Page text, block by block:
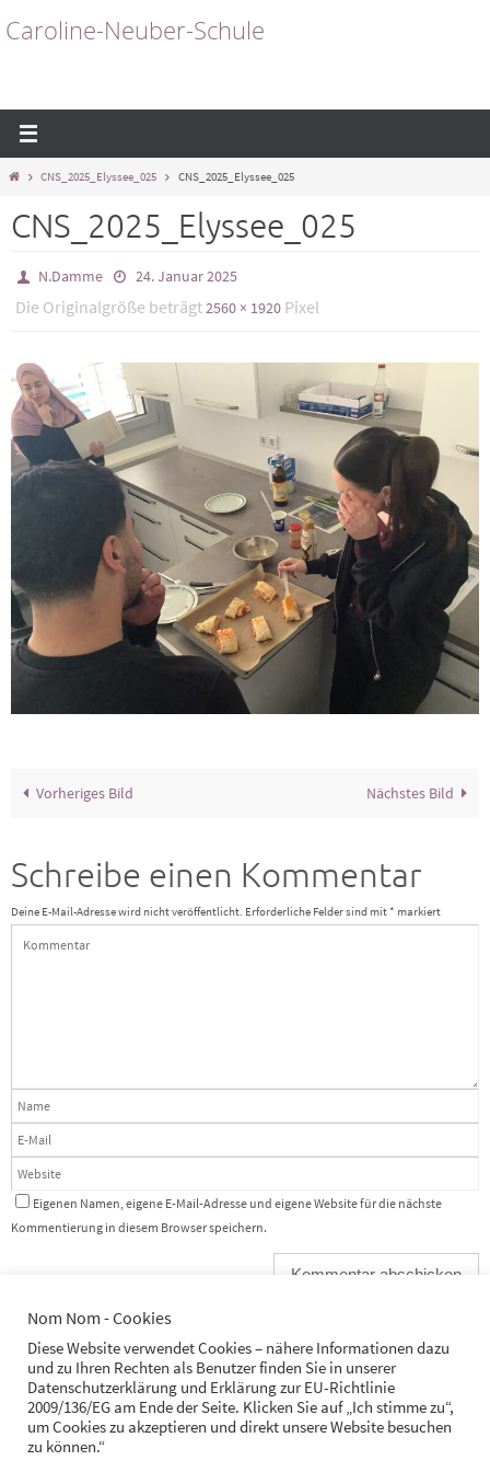
Inhalt
Caroline-Neuber-Schule
StartCNS_2025_Elyssee_025 CNS_2025_Elyssee_025
CNS_2025_Elyssee_025
N.Damme 24. Januar 2025
Die Originalgröße beträgt2560 × 1920 Pixel
Vorheriges Bild Nächstes Bild
Schreibe einen Kommentar
Deine E-Mail-Adresse wird nicht veröffentlicht. Erforderliche Felder sind mit* markiert
Eigenen Namen, eigene E-Mail-Adresse und eigene Website für die nächste
Kommentierung in diesem Browser speichern.
STARTSEITE IMPRESSUM DATENSCHUTZ COOKIES
Nom Nom - Cookies
Diese Website verwendet Cookies – nähere Informationen dazu
und zu Ihren Rechten als Benutzer finden Sie in unserer
Datenschutzerklärung und Erklärung zur EU-Richtlinie
2009/136/EG am Ende der Seite. Klicken Sie auf „Ich stimme zu“,
um Cookies zu akzeptieren und direkt unsere Website besuchen
zu können.“